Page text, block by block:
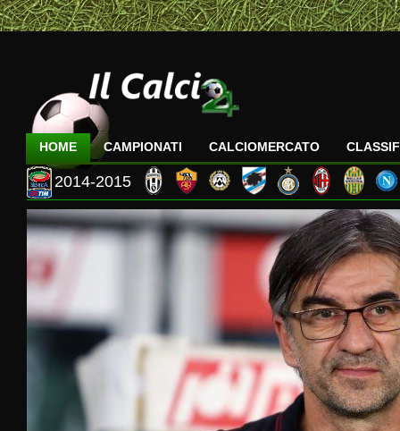
HOME CAMPIONATI CALCIOMERCATO
2014-2015